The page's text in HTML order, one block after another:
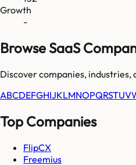
Growth
-
Browse SaaS
Discover companies, industries,
ABCDEFGHIJKLMNOPQRSTUV
Top Companies
FlipCX
Freemius